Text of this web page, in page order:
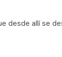
desde allí se